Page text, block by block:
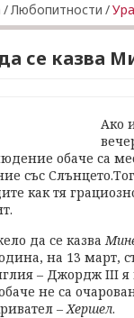
/Любопитности /
се казва
Ако
обаче са
със
как тя
да се казва
на 13 март,
– Джордж III я
не са
–Хершел.